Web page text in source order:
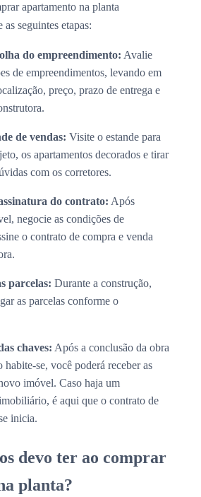
apartamento na planta
seguintes etapas:
do empreendimento: Avalie
de empreendimentos, levando em
preço, prazo de entrega e
de vendas: Visite o estande para
os apartamentos decorados e tirar
com os corretores.
do contrato: Após
negocie as condições de
o contrato de compra e venda
parcelas: Durante a construção,
as parcelas conforme o
chaves: Após a conclusão da obra
habite-se, você poderá receber as
imóvel. Caso haja um
é aqui que o contrato de
inicia.
devo ter ao comprar
planta?